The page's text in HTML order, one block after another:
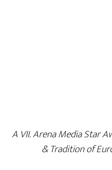
A VII. Arena Media Star
& Tradition of